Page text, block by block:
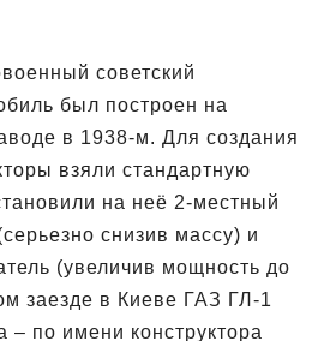
советский
был построен на
в 1938-м. Для создания
взяли стандартную
на неё 2-местный
снизив массу) и
(увеличив мощность до
заезде в Киеве ГАЗ ГЛ-1
– по имени конструктора